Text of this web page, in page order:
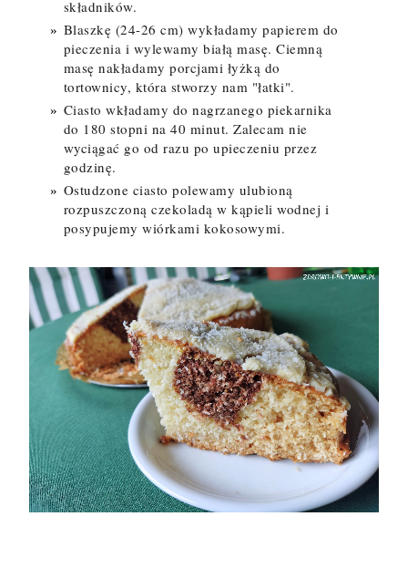
składników.
Blaszkę (24-26 cm) wykładamy papierem do
pieczenia i wylewamy białą masę. Ciemną
masę nakładamy porcjami łyżką do
tortownicy, która stworzy nam "łatki".
Ciasto wkładamy do nagrzanego piekarnika
do 180 stopni na 40 minut. Zalecam nie
wyciągać go od razu po upieczeniu przez
godzinę.
Ostudzone ciasto polewamy ulubioną
rozpuszczoną czekoladą w kąpieli wodnej i
posypujemy wiórkami kokosowymi.